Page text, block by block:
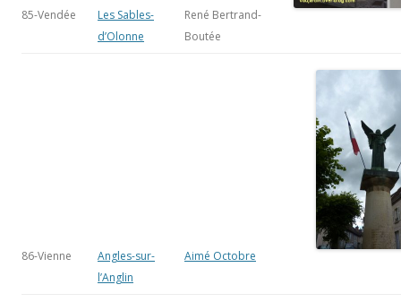
85-Vendée
Les Sables-
d’Olonne
René Bertrand-
Boutée
86-Vienne
Angles-sur-
l’Anglin
Aimé Octobre